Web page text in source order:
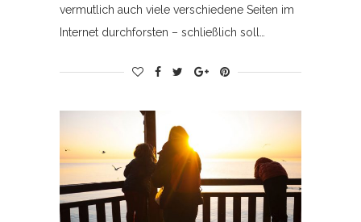
vermutlich auch viele verschiedene Seiten im
Internet durchforsten – schließlich soll…